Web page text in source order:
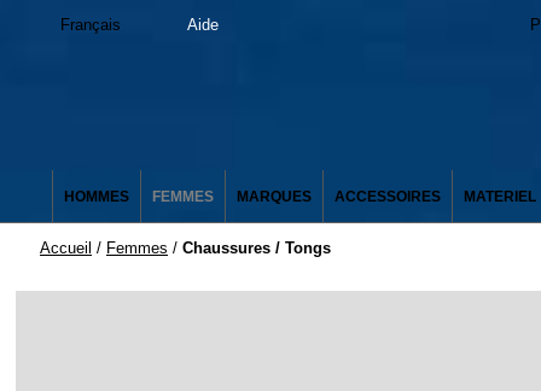
Français Aide
HOMMES FEMMES MARQUES ACCESSOIRES MATERIEL
Accueil / Femmes / Chaussures / Tongs